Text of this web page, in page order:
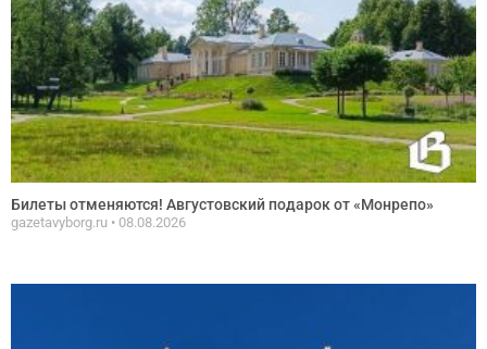
Билеты отменяются! Августовский подарок от «Монрепо»
gazetavyborg.ru 08.08.2026